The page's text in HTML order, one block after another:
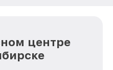
центре